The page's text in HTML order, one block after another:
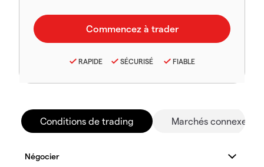
RAPIDE SÉCURISÉ FIABLE
Conditions de trading Marchés connexes